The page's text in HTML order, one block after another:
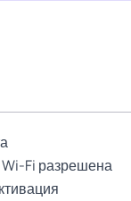
Wi-Fi разрешена